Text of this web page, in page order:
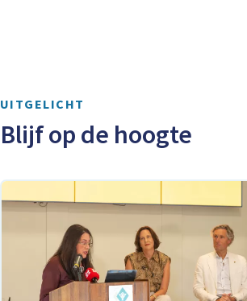
UITGELICHT
Blijf op de hoogte